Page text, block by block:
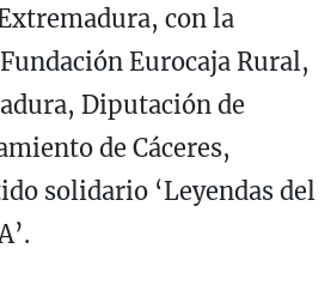
con la
Eurocaja Rural,
Diputación de
de Cáceres,
solidario ‘Leyendas del